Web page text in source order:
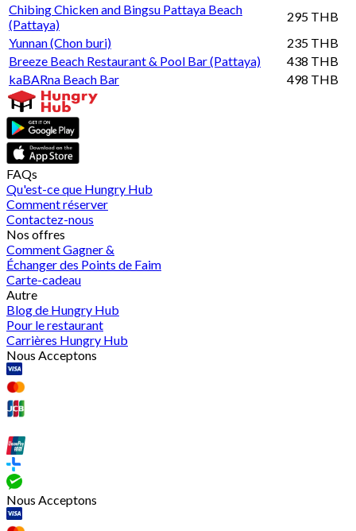
Chibing Chicken and Bingsu Pattaya Beach
(Pattaya)
295 THB
Yunnan (Chon buri)
235 THB
Breeze Beach Restaurant & Pool Bar (Pattaya)
438 THB
kaBARna Beach Bar
498 THB
FAQs
Qu'est-ce que Hungry Hub
Comment réserver
Contactez-nous
Nos offres
Comment Gagner &
Échanger des Points de Faim
Carte-cadeau
Autre
Blog de Hungry Hub
Pour le restaurant
Carrières Hungry Hub
Nous Acceptons
Nous Acceptons